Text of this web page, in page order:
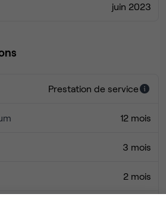
juin 2023
Prestation de service
12 mois
3 mois
2 mois